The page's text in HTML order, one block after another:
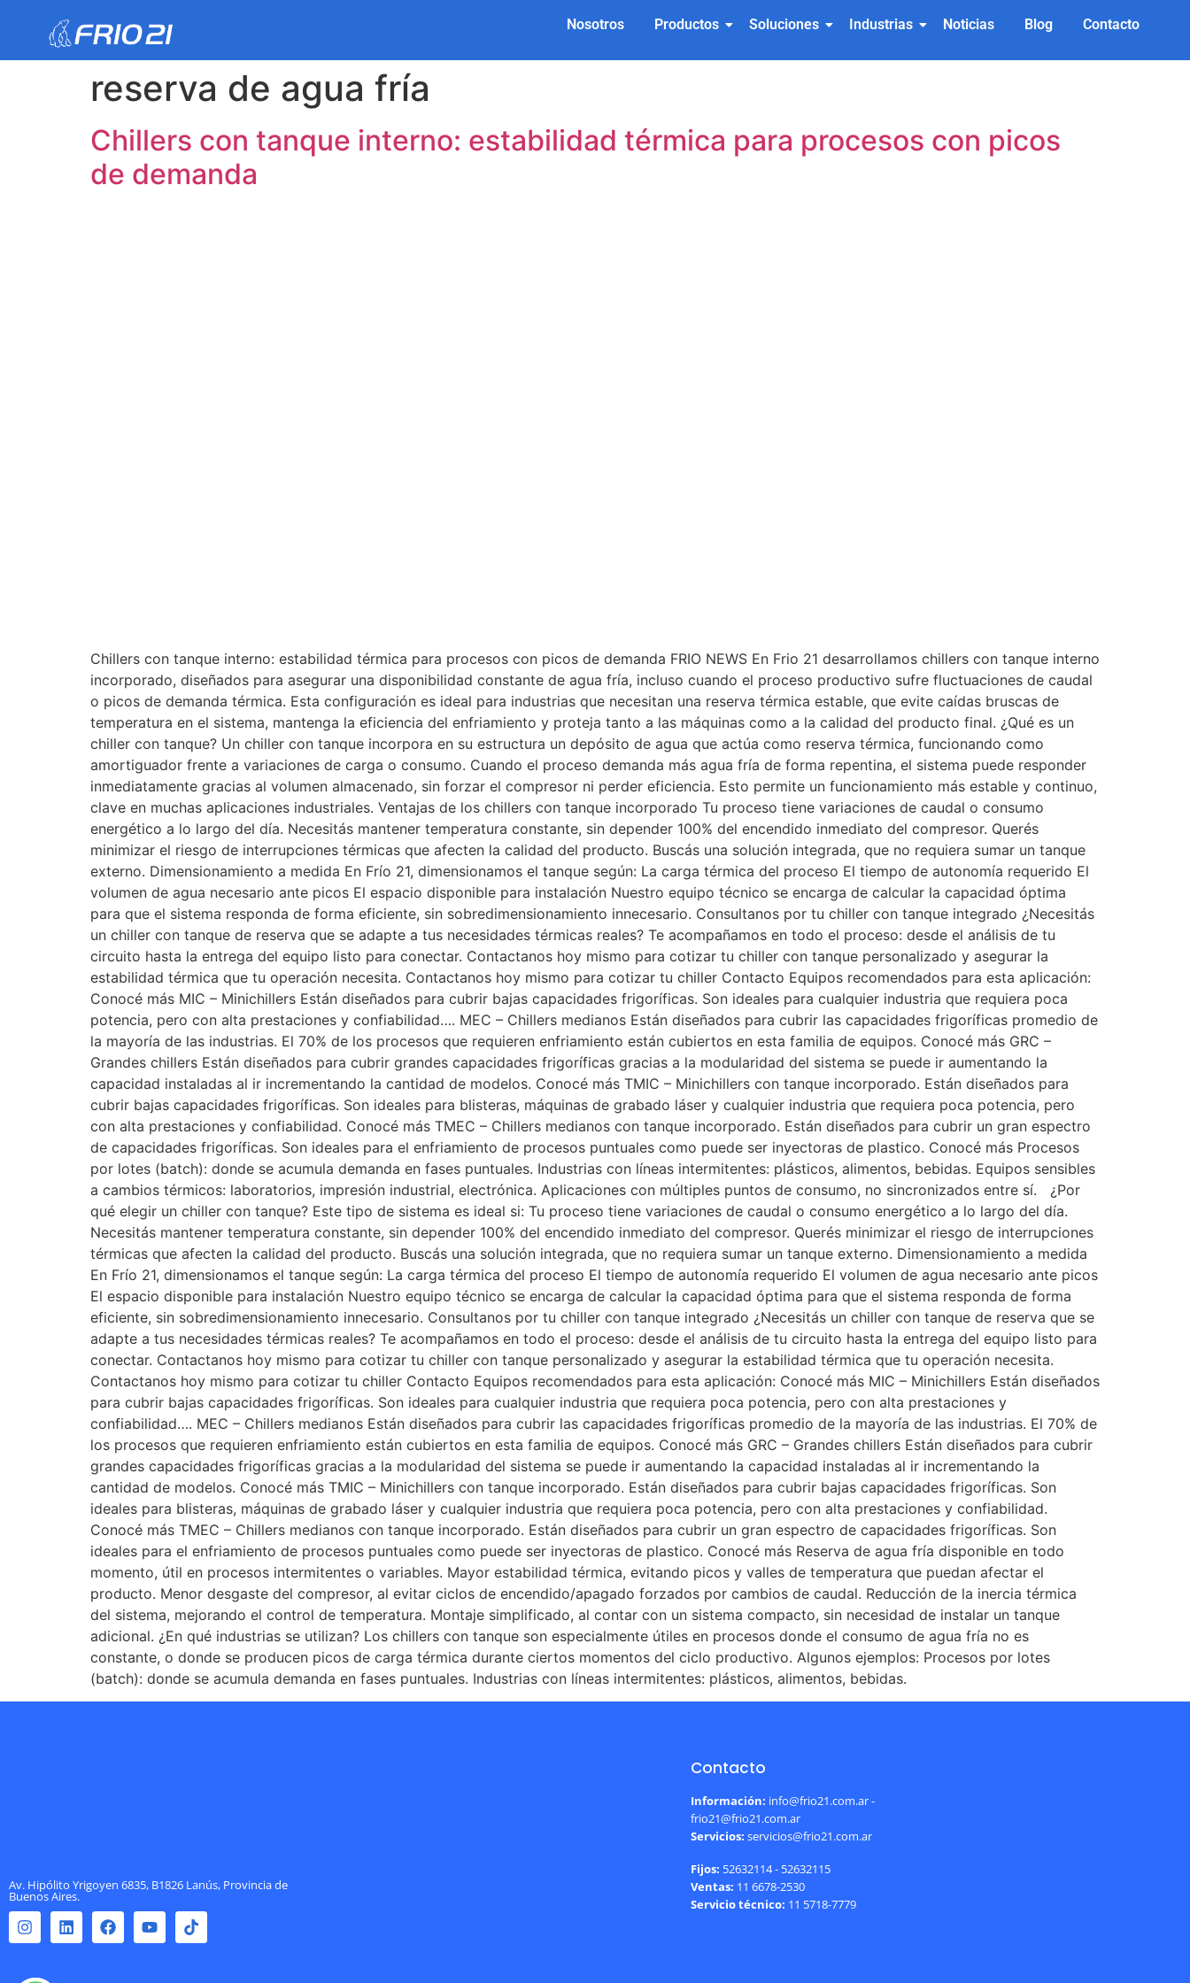
Nosotros Productos Soluciones Industrias Noticias Blog Contacto
reserva de agua fría
Chillers con tanque interno: estabilidad térmica para procesos con picos
de demanda
Chillers con tanque interno: estabilidad térmica para procesos con picos de demanda FRIO NEWS En Frio 21 desarrollamos chillers con tanque interno
incorporado, diseñados para asegurar una disponibilidad constante de agua fría, incluso cuando el proceso productivo sufre fluctuaciones de caudal
o picos de demanda térmica. Esta configuración es ideal para industrias que necesitan una reserva térmica estable, que evite caídas bruscas de
temperatura en el sistema, mantenga la eficiencia del enfriamiento y proteja tanto a las máquinas como a la calidad del producto final. ¿Qué es un
chiller con tanque? Un chiller con tanque incorpora en su estructura un depósito de agua que actúa como reserva térmica, funcionando como
amortiguador frente a variaciones de carga o consumo. Cuando el proceso demanda más agua fría de forma repentina, el sistema puede responder
inmediatamente gracias al volumen almacenado, sin forzar el compresor ni perder eficiencia. Esto permite un funcionamiento más estable y continuo,
clave en muchas aplicaciones industriales. Ventajas de los chillers con tanque incorporado Tu proceso tiene variaciones de caudal o consumo
energético a lo largo del día. Necesitás mantener temperatura constante, sin depender 100% del encendido inmediato del compresor. Querés
minimizar el riesgo de interrupciones térmicas que afecten la calidad del producto. Buscás una solución integrada, que no requiera sumar un tanque
externo. Dimensionamiento a medida En Frío 21, dimensionamos el tanque según: La carga térmica del proceso El tiempo de autonomía requerido El
volumen de agua necesario ante picos El espacio disponible para instalación Nuestro equipo técnico se encarga de calcular la capacidad óptima
para que el sistema responda de forma eficiente, sin sobredimensionamiento innecesario. Consultanos por tu chiller con tanque integrado ¿Necesitás
un chiller con tanque de reserva que se adapte a tus necesidades térmicas reales? Te acompañamos en todo el proceso: desde el análisis de tu
circuito hasta la entrega del equipo listo para conectar. Contactanos hoy mismo para cotizar tu chiller con tanque personalizado y asegurar la
estabilidad térmica que tu operación necesita. Contactanos hoy mismo para cotizar tu chiller Contacto Equipos recomendados para esta aplicación:
Conocé más MIC – Minichillers Están diseñados para cubrir bajas capacidades frigoríficas. Son ideales para cualquier industria que requiera poca
potencia, pero con alta prestaciones y confiabilidad…. MEC – Chillers medianos Están diseñados para cubrir las capacidades frigoríficas promedio de
la mayoría de las industrias. El 70% de los procesos que requieren enfriamiento están cubiertos en esta familia de equipos. Conocé más GRC –
Grandes chillers Están diseñados para cubrir grandes capacidades frigoríficas gracias a la modularidad del sistema se puede ir aumentando la
capacidad instaladas al ir incrementando la cantidad de modelos. Conocé más TMIC – Minichillers con tanque incorporado. Están diseñados para
cubrir bajas capacidades frigoríficas. Son ideales para blisteras, máquinas de grabado láser y cualquier industria que requiera poca potencia, pero
con alta prestaciones y confiabilidad. Conocé más TMEC – Chillers medianos con tanque incorporado. Están diseñados para cubrir un gran espectro
de capacidades frigoríficas. Son ideales para el enfriamiento de procesos puntuales como puede ser inyectoras de plastico. Conocé más Procesos
por lotes (batch): donde se acumula demanda en fases puntuales. Industrias con líneas intermitentes: plásticos, alimentos, bebidas. Equipos sensibles
a cambios térmicos: laboratorios, impresión industrial, electrónica. Aplicaciones con múltiples puntos de consumo, no sincronizados entre sí. ¿Por
qué elegir un chiller con tanque? Este tipo de sistema es ideal si: Tu proceso tiene variaciones de caudal o consumo energético a lo largo del día.
Necesitás mantener temperatura constante, sin depender 100% del encendido inmediato del compresor. Querés minimizar el riesgo de interrupciones
térmicas que afecten la calidad del producto. Buscás una solución integrada, que no requiera sumar un tanque externo. Dimensionamiento a medida
En Frío 21, dimensionamos el tanque según: La carga térmica del proceso El tiempo de autonomía requerido El volumen de agua necesario ante picos
El espacio disponible para instalación Nuestro equipo técnico se encarga de calcular la capacidad óptima para que el sistema responda de forma
eficiente, sin sobredimensionamiento innecesario. Consultanos por tu chiller con tanque integrado ¿Necesitás un chiller con tanque de reserva que se
adapte a tus necesidades térmicas reales? Te acompañamos en todo el proceso: desde el análisis de tu circuito hasta la entrega del equipo listo para
conectar. Contactanos hoy mismo para cotizar tu chiller con tanque personalizado y asegurar la estabilidad térmica que tu operación necesita.
Contactanos hoy mismo para cotizar tu chiller Contacto Equipos recomendados para esta aplicación: Conocé más MIC – Minichillers Están diseñados
para cubrir bajas capacidades frigoríficas. Son ideales para cualquier industria que requiera poca potencia, pero con alta prestaciones y
confiabilidad…. MEC – Chillers medianos Están diseñados para cubrir las capacidades frigoríficas promedio de la mayoría de las industrias. El 70% de
los procesos que requieren enfriamiento están cubiertos en esta familia de equipos. Conocé más GRC – Grandes chillers Están diseñados para cubrir
grandes capacidades frigoríficas gracias a la modularidad del sistema se puede ir aumentando la capacidad instaladas al ir incrementando la
cantidad de modelos. Conocé más TMIC – Minichillers con tanque incorporado. Están diseñados para cubrir bajas capacidades frigoríficas. Son
ideales para blisteras, máquinas de grabado láser y cualquier industria que requiera poca potencia, pero con alta prestaciones y confiabilidad.
Conocé más TMEC – Chillers medianos con tanque incorporado. Están diseñados para cubrir un gran espectro de capacidades frigoríficas. Son
ideales para el enfriamiento de procesos puntuales como puede ser inyectoras de plastico. Conocé más Reserva de agua fría disponible en todo
momento, útil en procesos intermitentes o variables. Mayor estabilidad térmica, evitando picos y valles de temperatura que puedan afectar el
producto. Menor desgaste del compresor, al evitar ciclos de encendido/apagado forzados por cambios de caudal. Reducción de la inercia térmica
del sistema, mejorando el control de temperatura. Montaje simplificado, al contar con un sistema compacto, sin necesidad de instalar un tanque
adicional. ¿En qué industrias se utilizan? Los chillers con tanque son especialmente útiles en procesos donde el consumo de agua fría no es
constante, o donde se producen picos de carga térmica durante ciertos momentos del ciclo productivo. Algunos ejemplos: Procesos por lotes
(batch): donde se acumula demanda en fases puntuales. Industrias con líneas intermitentes: plásticos, alimentos, bebidas.
Av. Hipólito Yrigoyen 6835, B1826 Lanús, Provincia de
Buenos Aires.
Contacto
Información: info@frio21.com.ar -
frio21@frio21.com.ar
Servicios: servicios@frio21.com.ar
Fijos: 52632114 - 52632115
Ventas: 11 6678-2530
Servicio técnico: 11 5718-7779